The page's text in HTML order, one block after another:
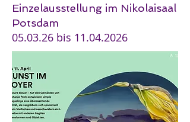
Einzelausstellung im Nikolaisaal
Potsdam
05.03.26 bis 11.04.2026